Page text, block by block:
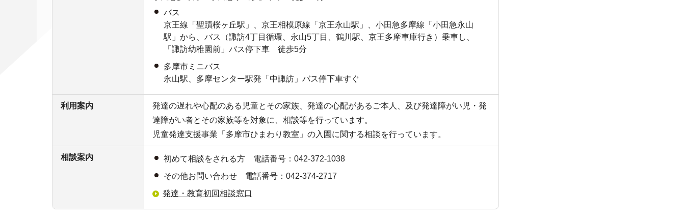
バス
京王線「聖蹟桜ヶ丘駅」、京王相模原線「京王永山駅」、小田急多摩線「小田急永山
駅」から、バス（諏訪4丁目循環、永山5丁目、鶴川駅、京王多摩車庫行き）乗車し、
「諏訪幼稚園前」バス停下車 徒歩5分
多摩市ミニバス
永山駅、多摩センター駅発「中諏訪」バス停下車すぐ
利用案内
発達の遅れや心配のある児童とその家族、発達の心配があるご本人、及び発達障がい児・発
達障がい者とその家族等を対象に、相談等を行っています。
児童発達支援事業「多摩市ひまわり教室」の入園に関する相談を行っています。
相談案内
初めて相談をされる方 電話番号：042-372-1038
その他お問い合わせ 電話番号：042-374-2717
発達・教育初回相談窓口